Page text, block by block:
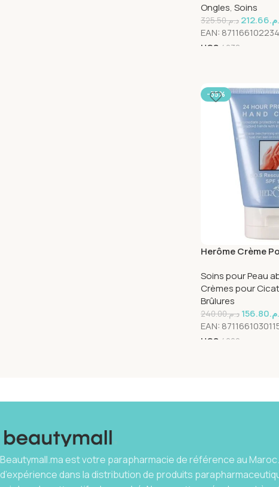
Ongles, Soins
د.م.325.50
212.66
EAN:
UGS 4038
-35%
Herôme Crème
Soins pour Peau
Crèmes pour
Brûlures
د.م.240.00
156.80
EAN:
UGS 4002
Beautymall.ma est votre parapharmacie de référence au Maroc.
d’expérience dans la distribution de produits